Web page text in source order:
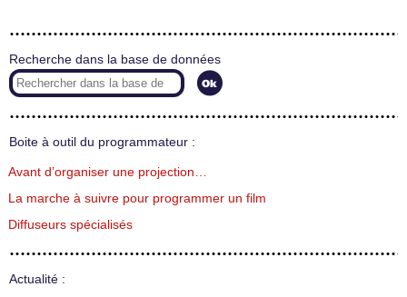
Recherche dans la base de données
Boite à outil du programmateur :
Avant d’organiser une projection…
La marche à suivre pour programmer un film
Diffuseurs spécialisés
Actualité :